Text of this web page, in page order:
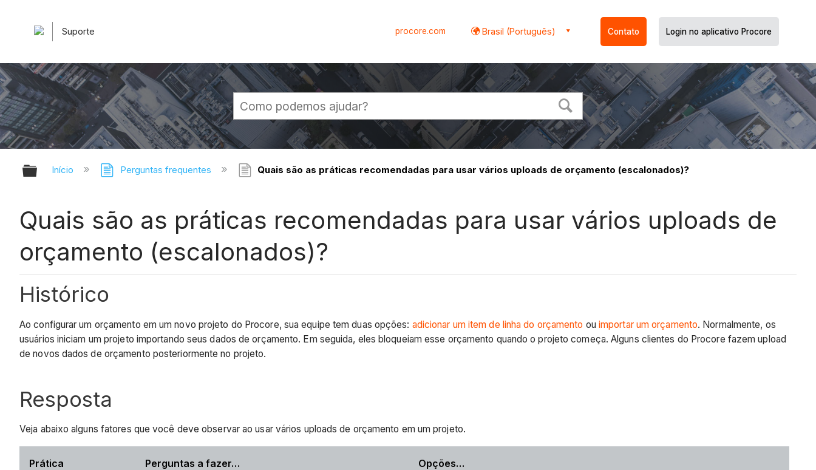
Suporte procore.com Brasil (Português) Contato Login no aplicativo Procore
Expandir/recolher hierarquia global
Início Perguntas frequentes Quais são as práticas recomendadas para usar vários uploads de orçamento (escalonados)?
Quais são as práticas recomendadas para usar vários uploads de
orçamento (escalonados)?
Histórico
Ao configurar um orçamento em um novo projeto do Procore, sua equipe tem duas opções: adicionar um item de linha do orçamento ou importar um orçamento. Normalmente, os
usuários iniciam um projeto importando seus dados de orçamento. Em seguida, eles bloqueiam esse orçamento quando o projeto começa. Alguns clientes do Procore fazem upload
de novos dados de orçamento posteriormente no projeto.
Resposta
Veja abaixo alguns fatores que você deve observar ao usar vários uploads de orçamento em um projeto.
Prática
Perguntas a fazer… Opções…